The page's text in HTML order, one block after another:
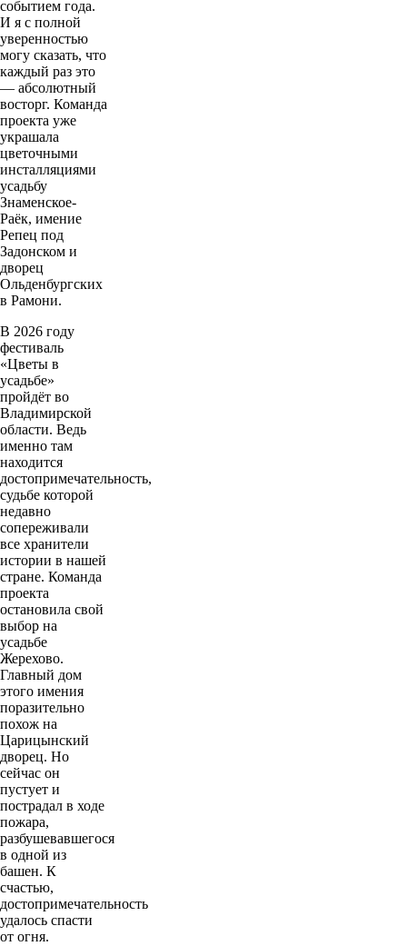
событием года.
И я с полной
уверенностью
могу сказать, что
каждый раз это
— абсолютный
восторг. Команда
проекта уже
украшала
цветочными
инсталляциями
усадьбу
Знаменское-
Раёк, имение
Репец под
Задонском и
дворец
Ольденбургских
в Рамони.
В 2026 году
фестиваль
«Цветы в
усадьбе»
пройдёт во
Владимирской
области. Ведь
именно там
находится
достопримечательность,
судьбе которой
недавно
сопереживали
все хранители
истории в нашей
стране. Команда
проекта
остановила свой
выбор на
усадьбе
Жерехово.
Главный дом
этого имения
поразительно
похож на
Царицынский
дворец. Но
сейчас он
пустует и
пострадал в ходе
пожара,
разбушевавшегося
в одной из
башен. К
счастью,
достопримечательность
удалось спасти
от огня.